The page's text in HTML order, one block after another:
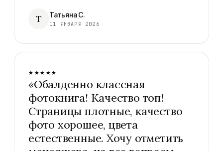
Т Татьяна С.
11 ЯНВАРЯ 2026
★★★★★
«Обалденно классная
фотокнига! Качество топ!
Страницы плотные, качество
фото хорошее, цвета
естественные. Хочу отметить